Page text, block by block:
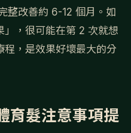
整改善約 6-12 個月。如
」，很可能在第 2 次就想
，是效果好壞最大的分
育髮注意事項提